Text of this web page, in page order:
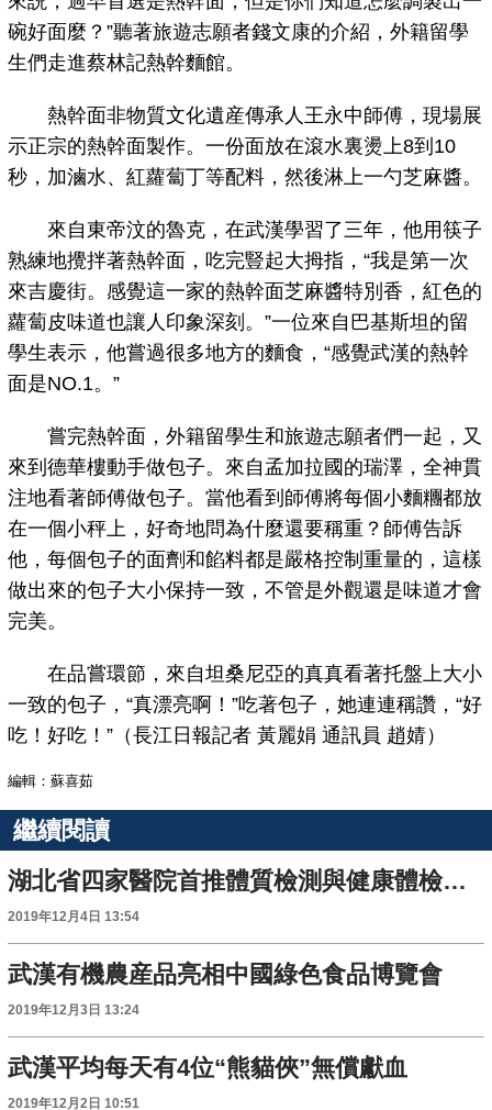
碗好面麼？”聽著旅遊志願者錢文康的介紹，外籍留學
生們走進蔡林記熱幹麵館。
熱幹面非物質文化遺産傳承人王永中師傅，現場展
示正宗的熱幹面製作。一份面放在滾水裏燙上8到10
秒，加滷水、紅蘿蔔丁等配料，然後淋上一勺芝麻醬。
來自東帝汶的魯克，在武漢學習了三年，他用筷子
熟練地攪拌著熱幹面，吃完豎起大拇指，“我是第一次
來吉慶街。感覺這一家的熱幹面芝麻醬特別香，紅色的
蘿蔔皮味道也讓人印象深刻。”一位來自巴基斯坦的留
學生表示，他嘗過很多地方的麵食，“感覺武漢的熱幹
面是NO.1。”
嘗完熱幹面，外籍留學生和旅遊志願者們一起，又
來到德華樓動手做包子。來自孟加拉國的瑞澤，全神貫
注地看著師傅做包子。當他看到師傅將每個小麵糰都放
在一個小秤上，好奇地問為什麼還要稱重？師傅告訴
他，每個包子的面劑和餡料都是嚴格控制重量的，這樣
做出來的包子大小保持一致，不管是外觀還是味道才會
完美。
在品嘗環節，來自坦桑尼亞的真真看著托盤上大小
一致的包子，“真漂亮啊！”吃著包子，她連連稱讚，“好
吃！好吃！”（長江日報記者 黃麗娟 通訊員 趙婧）
編輯：蘇喜茹
繼續閱讀
湖北省四家醫院首推體質檢測與健康體檢一站式服務
2019年12月4日 13:54
武漢有機農産品亮相中國綠色食品博覽會
2019年12月3日 13:24
武漢平均每天有4位“熊貓俠”無償獻血
2019年12月2日 10:51